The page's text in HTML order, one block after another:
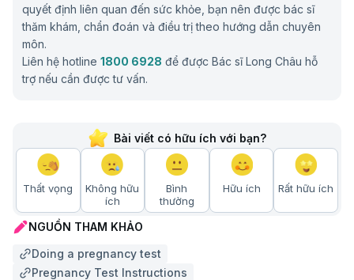
quyết định liên quan đến sức khỏe, bạn nên được bác sĩ
thăm khám, chẩn đoán và điều trị theo hướng dẫn chuyên
môn.
Liên hệ hotline 1800 6928 để được Bác sĩ Long Châu hỗ
trợ nếu cần được tư vấn.
Bài viết có hữu ích với bạn?
Thất vọng
Không hữu
ích
Bình
thường
Hữu ích Rất hữu ích
NGUỒN THAM KHẢO
Doing a pregnancy test
Pregnancy Test Instructions